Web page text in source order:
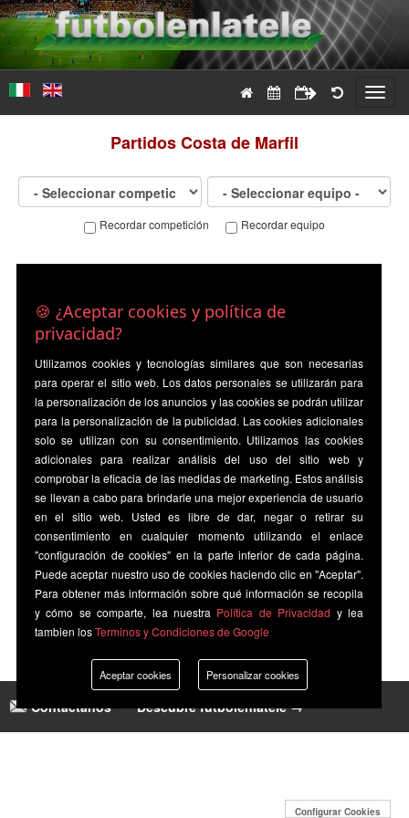
PartidosCosta de Marfil
Recordar competición Recordar equipo
Contáctanos|Descubre futbolenlatele →
Configurar Cookies
🍪 ¿Aceptar cookies y política de
privacidad?
Utilizamos cookies y tecnologías similares que son necesarias
para operar el sitio web. Los datos personales se utilizarán para
la personalización de los anuncios y las cookies se podrán utilizar
para la personalización de la publicidad. Las cookies adicionales
solo se utilizan con su consentimiento. Utilizamos las cookies
adicionales para realizar análisis del uso del sitio web y
comprobar la eficacia de las medidas de marketing. Estos análisis
se llevan a cabo para brindarle una mejor experiencia de usuario
en el sitio web. Usted es libre de dar, negar o retirar su
consentimiento en cualquier momento utilizando el enlace
"configuración de cookies" en la parte inferior de cada página.
Puede aceptar nuestro uso de cookies haciendo clic en "Aceptar".
Para obtener más información sobre qué información se recopila
y cómo se comparte, lea nuestra Política de Privacidad y lea
tambien losTerminos y Condiciones de Google
Aceptar cookies Personalizar cookies